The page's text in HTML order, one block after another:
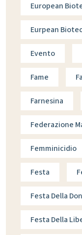
European
Eurpean
Evento
Fame
Farnesina
Federazione
Femminicidio
Festa
Festa Della
Festa Della